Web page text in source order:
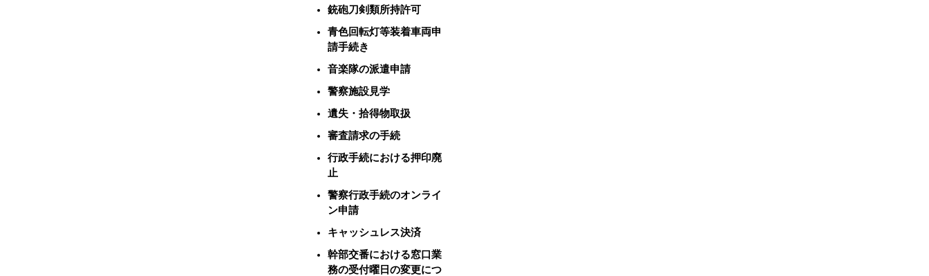
銃砲刀剣類所持許可
青色回転灯等装着車両申
請手続き
音楽隊の派遣申請
警察施設見学
遺失・拾得物取扱
審査請求の手続
行政手続における押印廃
止
警察行政手続のオンライ
ン申請
キャッシュレス決済
幹部交番における窓口業
務の受付曜日の変更につ